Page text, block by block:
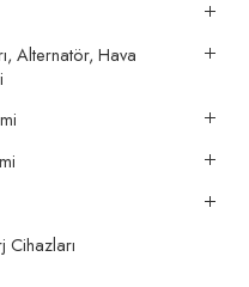
Alternatör, Hava
Cihazları